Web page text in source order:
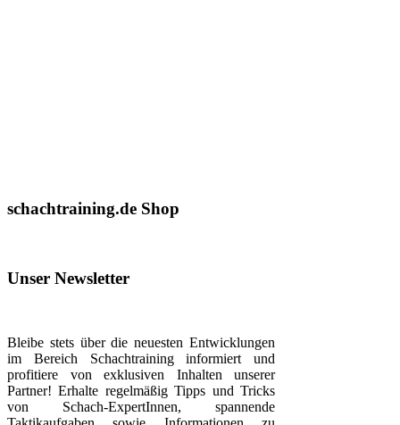
schachtraining.de Shop
Unser Newsletter
Bleibe stets über die neuesten Entwicklungen
im Bereich Schachtraining informiert und
profitiere von exklusiven Inhalten unserer
Partner! Erhalte regelmäßig Tipps und Tricks
von Schach-ExpertInnen, spannende